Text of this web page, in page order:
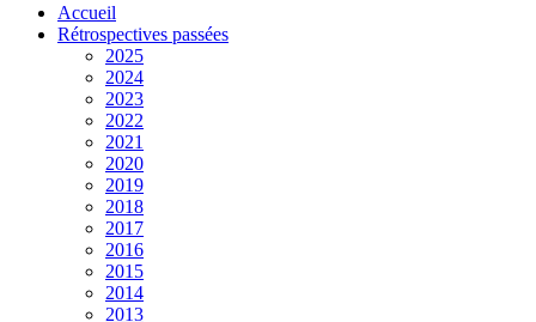
Accueil
Rétrospectives passées
2025
2024
2023
2022
2021
2020
2019
2018
2017
2016
2015
2014
2013